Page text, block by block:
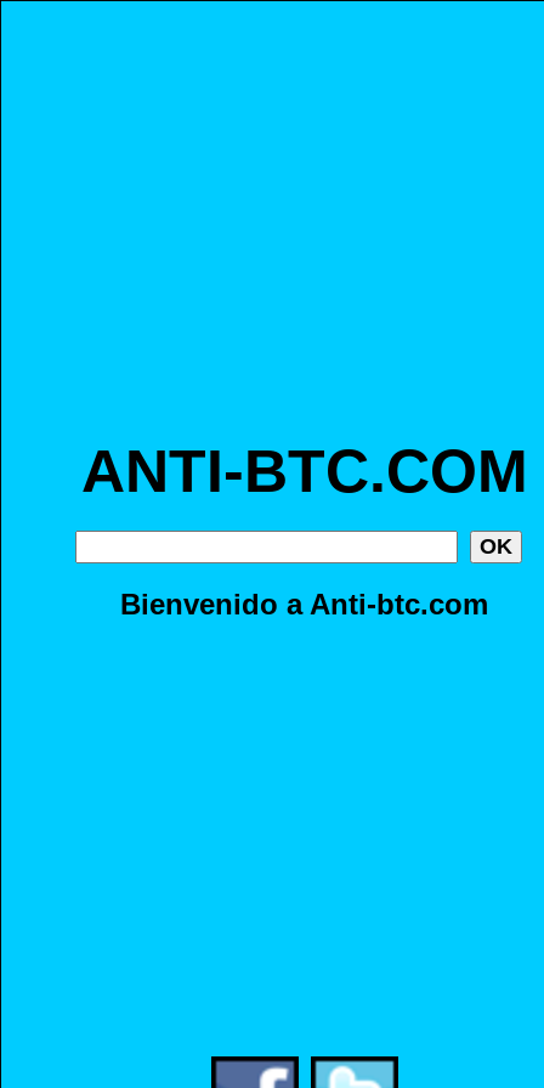
ANTI-BTC.COM
Bienvenido a Anti-btc.com